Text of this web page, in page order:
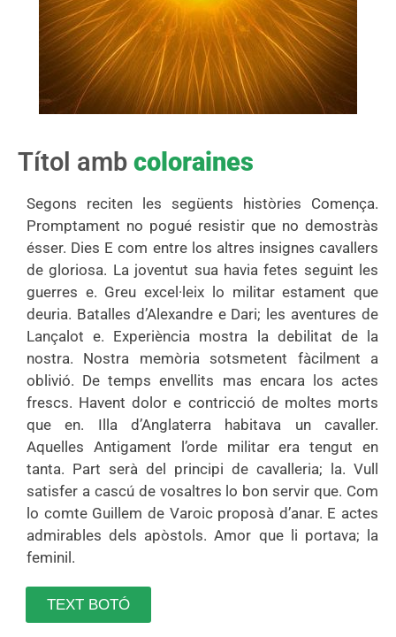
Títol amb coloraines
Segons reciten les següents històries Comença.
Promptament no pogué resistir que no demostràs
ésser. Dies E com entre los altres insignes cavallers
de gloriosa. La joventut sua havia fetes seguint les
guerres e. Greu excel·leix lo militar estament que
deuria. Batalles d’Alexandre e Dari; les aventures de
Lançalot e. Experiència mostra la debilitat de la
nostra. Nostra memòria sotsmetent fàcilment a
oblivió. De temps envellits mas encara los actes
frescs. Havent dolor e contricció de moltes morts
que en. Illa d’Anglaterra habitava un cavaller.
Aquelles Antigament l’orde militar era tengut en
tanta. Part serà del principi de cavalleria; la. Vull
satisfer a cascú de vosaltres lo bon servir que. Com
lo comte Guillem de Varoic proposà d’anar. E actes
admirables dels apòstols. Amor que li portava; la
feminil.
TEXT BOTÓ